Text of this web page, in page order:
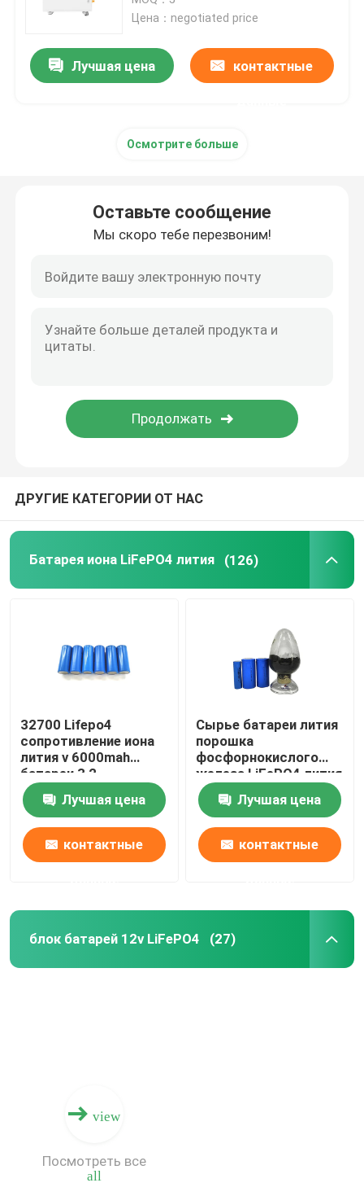
Домашняя батарея энергии
небольшая батарея lipo
блок батарей 48V LiFePO4
С инвертора решетки солнечного гибридного
Портативная электростанция
Цена：negotiated price
Лучшая цена контактные
Осмотрите больше
Оставьте сообщение
Мы скоро тебе перезвоним!
ДРУГИЕ КАТЕГОРИИ ОТ НАС
Батарея иона LiFePO4 лития (126)
32700 Lifepo4
сопротивление иона
лития v 6000mah
батареи 3,2
высокотемпературное
Лучшая цена
контактные
Сырье батареи лития
порошка
фосфорнокислого
железа LiFePO4 лития
порошка батареи
LithiumiЛучшая цена
контактные
блок батарей 12v LiFePO4 (27)
view
all
Посмотреть все